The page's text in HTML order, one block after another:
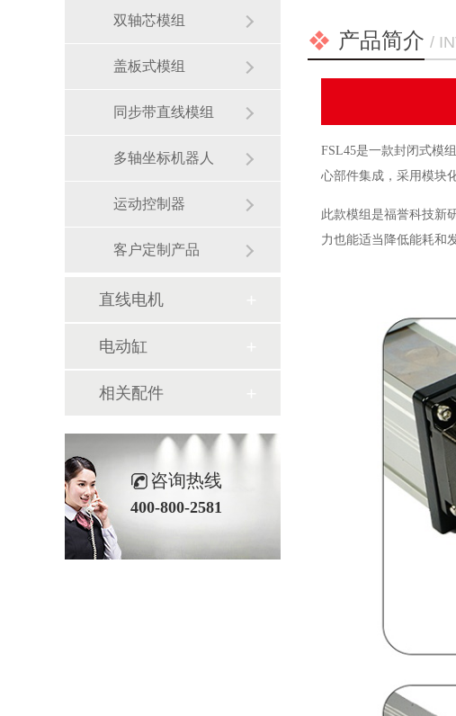
双轴芯模组
盖板式模组
同步带直线模组
多轴坐标机器人
运动控制器
客户定制产品
直线电机
电动缸
相关配件
咨询热线
400-800-2581
产品简介 /
FSL45是一款封闭式模组
心部件集成，采用模块
此款模组是福誉科技新
力也能适当降低能耗和